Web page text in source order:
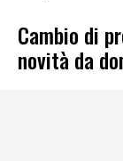
Cambio di
novità da